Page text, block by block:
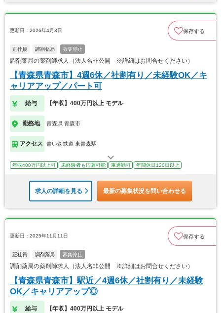
更新日：2026年4月3日 保存する
正社員 調剤薬局 募集停止
調剤薬局の薬剤師求人（法人名非公開 ※詳細はお問合せください）
【青森県青森市】4週6休／社割有り／未経験OK／キ
ャリアアップ／パート可
給与 【年収】400万円以上 モデル
勤務地 青森県 青森市
アクセス 青い森鉄道 東青森駅
年収400万円以上可 未経験者も応募可能 車通勤可 年間休日120日以上
求人の詳細を見る 最新の募集状況を問い合わせる
更新日：2025年11月11日 保存する
正社員 調剤薬局 募集停止
調剤薬局の薬剤師求人（法人名非公開 ※詳細はお問合せください）
【青森県青森市】駅近／4週6休／社割有り／未経験
OK／キャリアアップ◎
給与 【年収】400万円以上 モデル